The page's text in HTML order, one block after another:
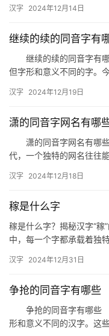
用…
汉字 2024年12月14日
继续的续的同音字有
继续的续的同音字有
但字形和意义不同的字。
汉字 2024年12月19日
潇的同音字网名有哪
潇的同音字网名有哪
代，一个独特的网名往往
个…
汉字 2024年12月18日
稼是什么字
稼是什么字？揭秘汉字“
中，每一个字都承载着独
汉字 2024年12月31日
争抢的同音字有哪些
争抢的同音字有哪些
形和意义不同的汉字。这